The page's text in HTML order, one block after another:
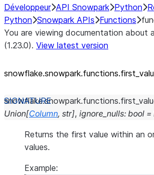
Développeur API Snowpark Python
Python Snowpark APIs Functions
You are viewing documentation about
(1.23.0). View latest version
snowflake.snowpark.functions.first_
snowflake.snowpark.functions.
Union[Column, str], ignore_nulls: bool =
Returns the first value within an
values.
Example: